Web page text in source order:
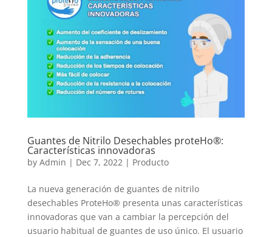
Guantes de Nitrilo Desechables proteHo®:
Características innovadoras
by Admin | Dec 7, 2022 | Producto
La nueva generación de guantes de nitrilo
desechables ProteHo® presenta unas características
innovadoras que van a cambiar la percepción del
usuario habitual de guantes de uso único. El usuario